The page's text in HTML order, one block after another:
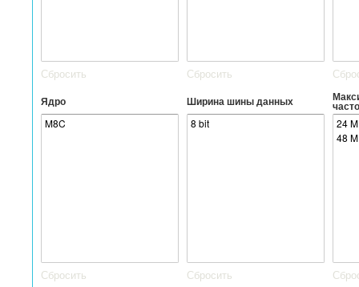
Сбросить Сбросить
Ядро
Сбросить
Ширина шины данных
Сбросить